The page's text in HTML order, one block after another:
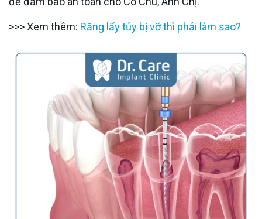
>>> Xem thêm: Răng lấy tủy bị vỡ thì phải làm sao?